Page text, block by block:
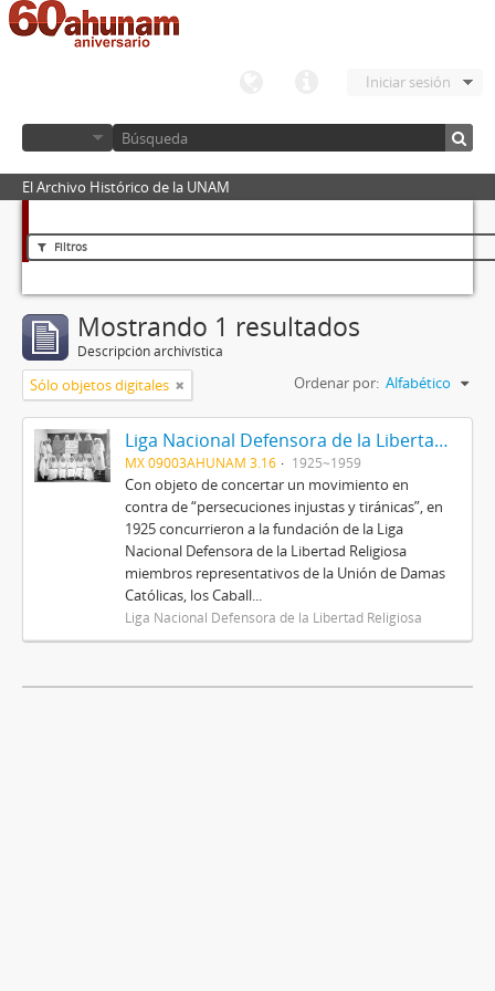
Iniciar sesión
El Archivo Histórico de la UNAM
Filtros
Mostrando 1 resultados
Descripción archivística
Sólo objetos digitales Ordenar por: Alfabético
Liga Nacional Defensora de la Libertad Religiosa
MX 09003AHUNAM 3.16 1925~1959
Con objeto de concertar un movimiento en
contra de “persecuciones injustas y tiránicas”, en
1925 concurrieron a la fundación de la Liga
Nacional Defensora de la Libertad Religiosa
miembros representativos de la Unión de Damas
Católicas, los Caball...
Liga Nacional Defensora de la Libertad Religiosa